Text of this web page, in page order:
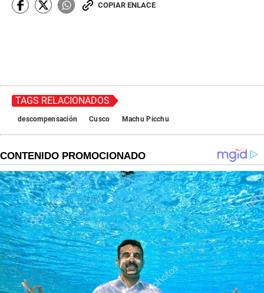
COPIAR ENLACE
TAGS RELACIONADOS
descompensación Cusco Machu Picchu